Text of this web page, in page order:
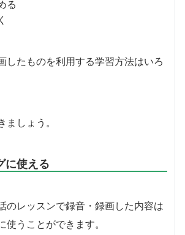
る
したものを利用する学習方法はいろ
ましょう。
に使える
のレッスンで録音・録画した内容は
使うことができます。